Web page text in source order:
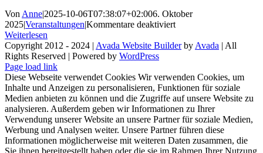
Von Anne|2025-10-06T07:38:07+02:006. Oktober
2025|Veranstaltungen|Kommentare deaktiviertfür
Euskirchen
und
Herzenswärme
Weiterlesen
Copyright 2012 - 2024 | Avada Website Builderby Avada | All
Rights Reserved | Powered by WordPress
Facebook
X
Instagram
Pinterest
Page load link
Diese Webseite verwendet Cookies Wir verwenden Cookies, um
Inhalte und Anzeigen zu personalisieren, Funktionen für soziale
Medien anbieten zu können und die Zugriffe auf unsere Website zu
analysieren. Außerdem geben wir Informationen zu Ihrer
Verwendung unserer Website an unsere Partner für soziale Medien,
Werbung und Analysen weiter. Unsere Partner führen diese
Informationen möglicherweise mit weiteren Daten zusammen, die